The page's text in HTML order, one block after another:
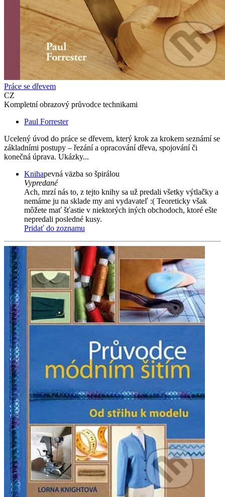
Práce se dřevem
CZ
Kompletní obrazový průvodce technikami
Paul Forrester
Ucelený úvod do práce se dřevem, který krok za krokem seznámí se
základními postupy – řezání a opracování dřeva, spojování či
konečná úprava. Ukázky...
Knihapevná väzba so špirálou
Vypredané
Ach, mrzí nás to, z tejto knihy sa už predali všetky výtlačky a
nemáme ju na sklade my ani vydavateľ :( Teoreticky však
môžete mať šťastie v niektorých iných obchodoch, ktoré ešte
nepredali posledné kusy.
Pridať do zoznamu